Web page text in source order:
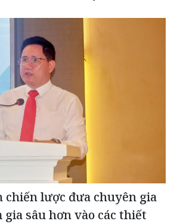
chiến lược đưa chuyên gia
sâu hơn vào các thiết